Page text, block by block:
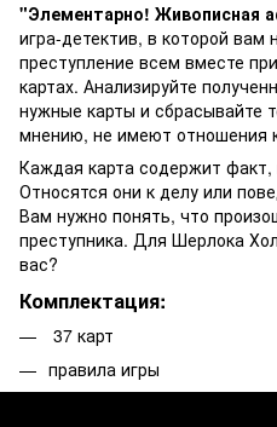
"Элементарно! Живописная
игра-детектив, в которой вам
преступление всем вместе
картах. Анализируйте
нужные карты и сбрасывайте
мнению, не имеют отношения
Каждая карта содержит факт,
Относятся они к делу или
Вам нужно понять, что
преступника. Для Шерлока
вас?
Комплектация:
37 карт
правила игры